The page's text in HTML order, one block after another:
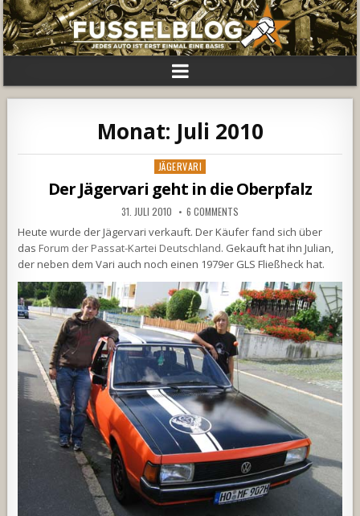
Monat: Juli 2010
Posted
JÄGERVARI
Der Jägervari geht in die Oberpfalz
31. JULI 2010 6 COMMENTS
Heute wurde der Jägervari verkauft. Der Käufer fand sich über
das Forum der Passat-Kartei Deutschland. Gekauft hat ihn Julian,
der neben dem Vari auch noch einen 1979er GLS Fließheck hat.